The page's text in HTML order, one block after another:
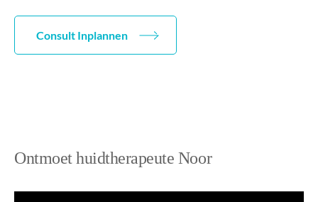
Consult Inplannen
Ontmoet huidtherapeute Noor